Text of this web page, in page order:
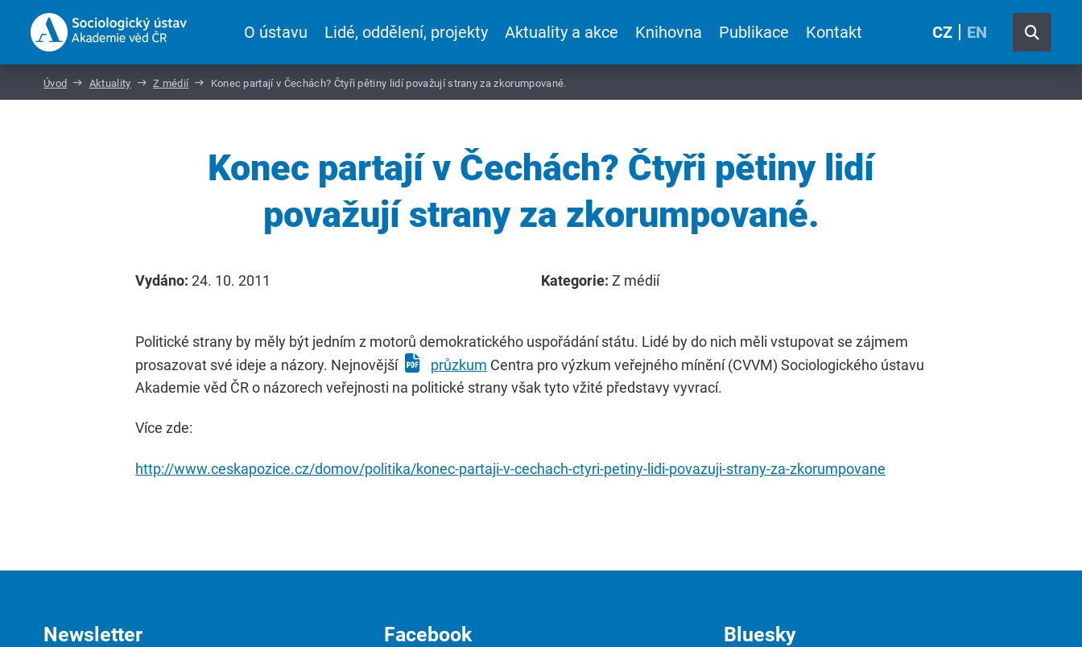
O ústavu Lidé, oddělení, projekty Aktuality a akce Knihovna Publikace Kontakt CZ EN
Úvod Aktuality Z médií Konec partají v Čechách? Čtyři pětiny lidí považují strany za zkorumpované.
Konec partají v Čechách? Čtyři pětiny lidí
považují strany za zkorumpované.
Vydáno: 24. 10. 2011 Kategorie: Z médií
Politické strany by měly být jedním z motorů demokratického uspořádání státu. Lidé by do nich měli vstupovat se zájmem
prosazovat své ideje a názory. Nejnovější
průzkum Centra pro výzkum veřejného mínění (CVVM) Sociologického ústavu
Akademie věd ČR o názorech veřejnosti na politické strany však tyto vžité představy vyvrací.
Více zde:
http://www.ceskapozice.cz/domov/politika/konec-partaji-v-cechach-ctyri-petiny-lidi-povazuji-strany-za-zkorumpovane
Newsletter Facebook Bluesky